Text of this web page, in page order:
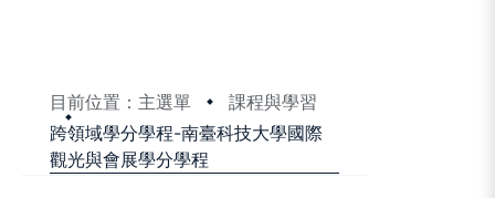
目前位置：主選單
課程與學習
跨領域學分學程-南臺科技大學國際
觀光與會展學分學程